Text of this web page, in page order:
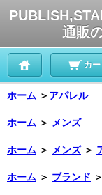
通販
カー
ホーム ＞ アパレル
ホーム ＞ メンズ
ホーム ＞ メンズ ＞
ホーム ＞ ブランド ＞